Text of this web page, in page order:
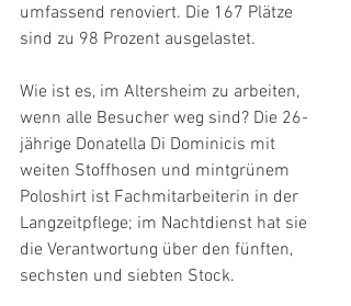
umfassend renoviert. Die 167 Plätze
sind zu 98 Prozent ausgelastet.
Wie ist es, im Altersheim zu arbeiten,
wenn alle Besucher weg sind? Die 26-
jährige Donatella Di Dominicis mit
weiten Stoffhosen und mintgrünem
Poloshirt ist Fachmitarbeiterin in der
Langzeitpflege; im Nachtdienst hat sie
die Verantwortung über den fünften,
sechsten und siebten Stock.